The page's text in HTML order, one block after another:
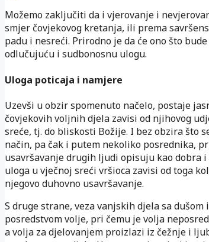
Možemo zaključiti da i vjerovanje i
smjer čovjekovog kretanja, ili prema
padu i nesreći. Prirodno je da će ono što
odlučujuću i sudbonosnu ulogu.
Uloga poticaja i namjere
Uzevši u obzir spomenuto načelo, postaje
čovjekovih voljnih djela zavisi od njihovog
sreće, tj. do bliskosti Božije. I bez obzira što
način, pa čak i putem nekoliko posrednika,
usavršavanje drugih ljudi opisuju kao dobra
uloga u vječnoj sreći vršioca zavisi od toga
njegovo duhovno usavršavanje.
S druge strane, veza vanjskih djela sa dušom
posredstvom volje, pri čemu je volja
a volja za djelovanjem proizlazi iz čežnje i